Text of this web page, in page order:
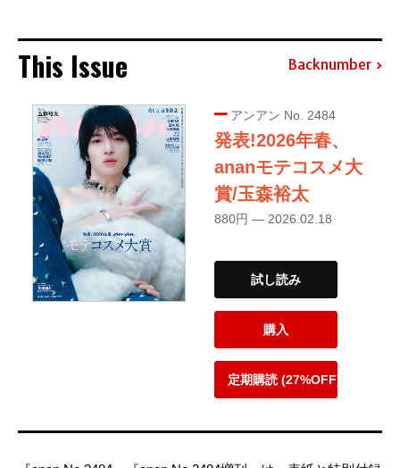
This Issue Backnumber
アンアン No. 2484
発表!2026年春、
ananモテコスメ大
賞/玉森裕太
880円 — 2026.02.18
試し読み
購入
定期購読 (27%OFF)